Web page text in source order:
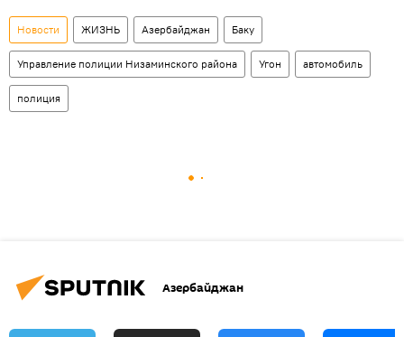
Новости ЖИЗНЬ Азербайджан Баку
Управление полиции Низаминского района Угон автомобиль
полиция
Азербайджан